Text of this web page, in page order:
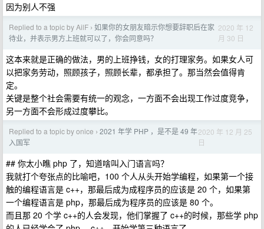
因为别人不强
Replied to a topic by AilF › 如果你的女朋友暗示你想要辞职后在家
待业，并表示男方上班就可以了，你会同意吗？
2020 年 12
月 30 日
这本来就是正确的做法，男的上班挣钱，女的打理家务。如果女人可
以把家务劳动，照顾孩子，照顾长辈，都承担了。那当然会值得肯
定。
关键是整个社会需要有统一的观念，一方面不会出现工作过度竞争，
另一方面不会形成过度攀比。
Replied to a topic by onice › 2021 年学 PHP ，是不是 49 年
入国军
2020 年 12 月 25
日
## 你太小瞧 php 了，知道啥叫入门语言吗？
我就打个夸张点的比喻吧，100 个人从头开始学编程，如果第一个接
触的编程语言是 c++，那最后成为成程序员的应该是 20 个，如果第
一个编程语言是 php，那最后成为程序员的应该是 80 个。
而且那 20 个学 c++的人会发现，他们掌握了 c++的时候，那些学 php